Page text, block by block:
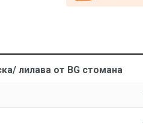
лилава от BG стомана